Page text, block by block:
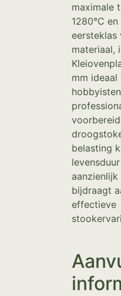
maximale
1280°C
eersteklas
materiaal,
mm
belasting
bijdraagt
effectieve